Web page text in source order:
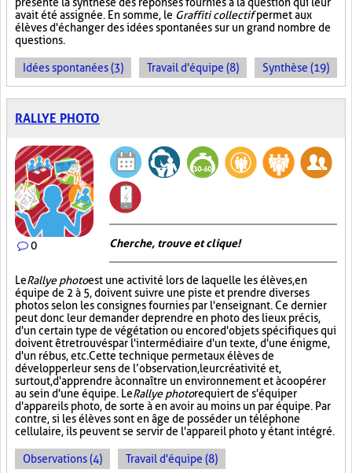
avait été assignée. En somme, le Graffiti collectifpermet aux
élèves d'échanger des idées spontanées sur un grand nombre de
questions.
Idées spontanées (3) Travail d'équipe (8) Synthèse (19)
RALLYE PHOTO
0 Cherche, trouve et clique !
LeRallye photoest une activité lors de laquelle les élèves, en
équipe de 2 à 5, doivent suivre une piste et prendre diverses
photos selon les consignes fournies par l'enseignant. Ce dernier
peut donc leur demander de prendre en photo des lieux précis,
d'un certain type de végétation ou encore d'objets spécifiques qui
doivent être trouvés par l'intermédiaire d'un texte, d'une énigme,
d'un rébus, etc. Cette technique permet aux élèves de
développer leur sens de l’observation, leur créativité et,
surtout, d'apprendre à connaître un environnement et à coopérer
au sein d'une équipe. LeRallye photorequiert de s'équiper
d'appareils photo, de sorte à en avoir au moins un par équipe. Par
contre, si les élèves sont en âge de posséder un téléphone
cellulaire, ils peuvent se servir de l'appareil photo y étant intégré.
Observations (4) Travail d'équipe (8)